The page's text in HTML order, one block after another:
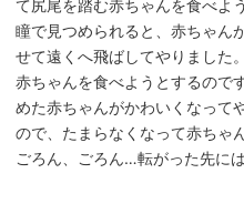
て尻尾を踏む赤ちゃんを食べよ
瞳で見つめられると、赤ちゃん
せて遠くへ飛ばしてやりました
赤ちゃんを食べようとするので
めた赤ちゃんがかわいくなって
ので、たまらなくなって赤ちゃ
ごろん、ごろん…転がった先に